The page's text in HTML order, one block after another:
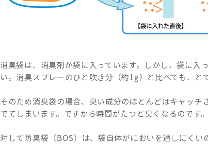
消臭袋は、消臭剤が袋に入っています。しかし、袋に入
い。消臭スプレーのひと吹き分（約1g）と比べても、と
そのため消臭袋の場合、臭い成分のほとんどはキャッチ
でてしまいます。ですから時間がたつと臭くなるのです
対して防臭袋（BOS）は、袋自体がにおいを通しにくい